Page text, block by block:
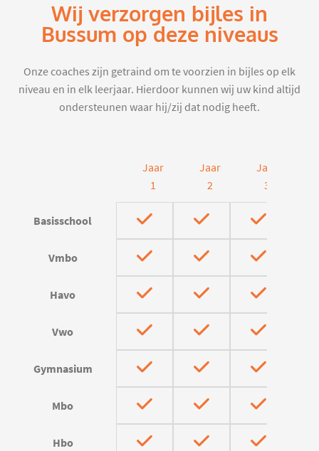
Wij verzorgen bijles in
Bussum op deze niveaus
Onze coaches zijn getraind om te voorzien in bijles op elk
niveau en in elk leerjaar. Hierdoor kunnen wij uw kind altijd
ondersteunen waar hij/zij dat nodig heeft.
Jaar
1
Jaar
2
Jaar
3
Basisschool
Vmbo
Havo
Vwo
Gymnasium
Mbo
Hbo